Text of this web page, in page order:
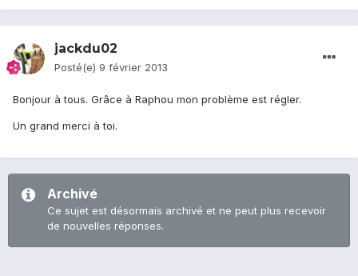
jackdu02
Posté(e) 9 février 2013
Bonjour à tous. Grâce à Raphou mon problème est régler.
Un grand merci à toi.
Archivé
Ce sujet est désormais archivé et ne peut plus recevoir
de nouvelles réponses.